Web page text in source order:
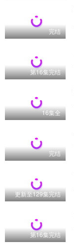
完结
第16集完结
16集全
完结
更新至129集完结
第16集完结